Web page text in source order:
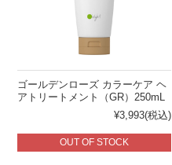
ゴールデンローズ カラーケア ヘ
アトリートメント（GR）250mL
¥3,993(税込)
OUT OF STOCK